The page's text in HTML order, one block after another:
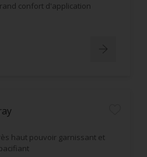
confort d'application
haut pouvoir garnissant et